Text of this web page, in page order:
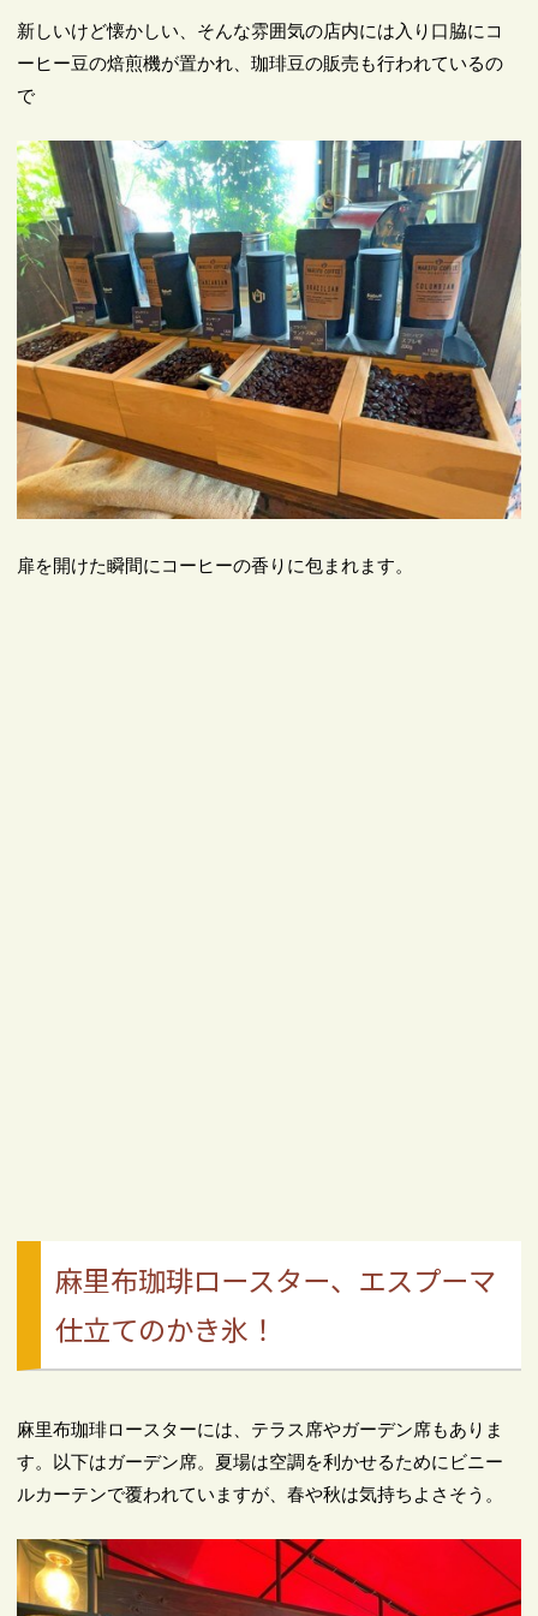
新しいけど懐かしい、そんな雰囲気の店内には入り口脇にコ
ーヒー豆の焙煎機が置かれ、珈琲豆の販売も行われているの
で
扉を開けた瞬間にコーヒーの香りに包まれます。
麻里布珈琲ロースター、エスプーマ
仕立てのかき氷！
麻里布珈琲ロースターには、テラス席やガーデン席もありま
す。以下はガーデン席。夏場は空調を利かせるためにビニー
ルカーテンで覆われていますが、春や秋は気持ちよさそう。